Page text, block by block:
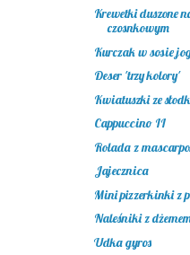
Krewetki duszone
czosnkowym
Kurczak w sosie
Deser 'trzy kolory'
Kwiatuszki ze
Cappuccino II
Rolada z
Jajecznica
Mini pizzerkinki z
Naleśniki z
Udka gyros